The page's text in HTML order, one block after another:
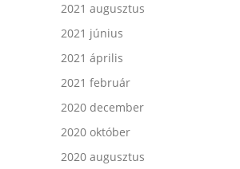
2021 augusztus
2021 június
2021 április
2021 február
2020 december
2020 október
2020 augusztus